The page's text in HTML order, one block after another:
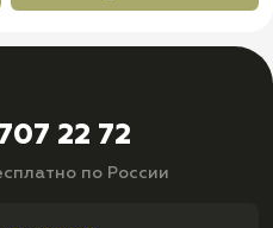
22 72
по России